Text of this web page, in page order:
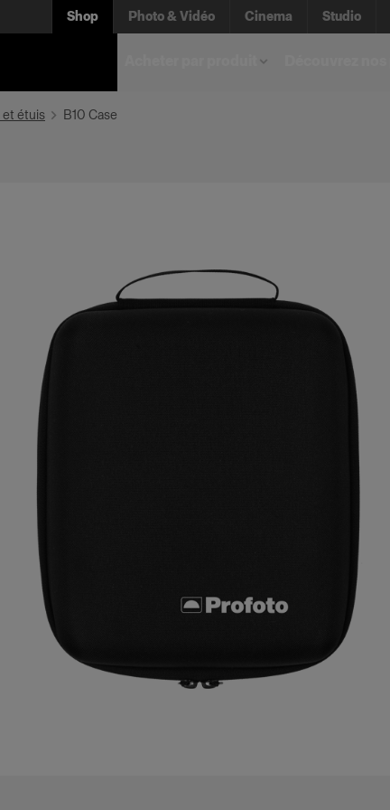
Shop Photo & Vidéo Cinema Studio
et étuis B10 Case